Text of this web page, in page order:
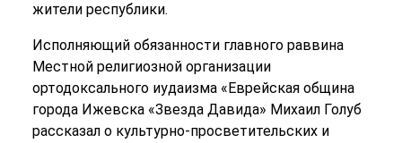
жители республики.
Исполняющий обязанности главного раввина
Местной религиозной организации
ортодоксального иудаизма «Еврейская община
города Ижевска «Звезда Давида» Михаил Голуб
рассказал о культурно-просветительских и